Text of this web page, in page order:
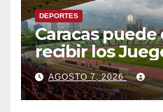
DEPORTES
Caracas puede
recibir los
Caribe tras mas
AGOSTO 7, 2026